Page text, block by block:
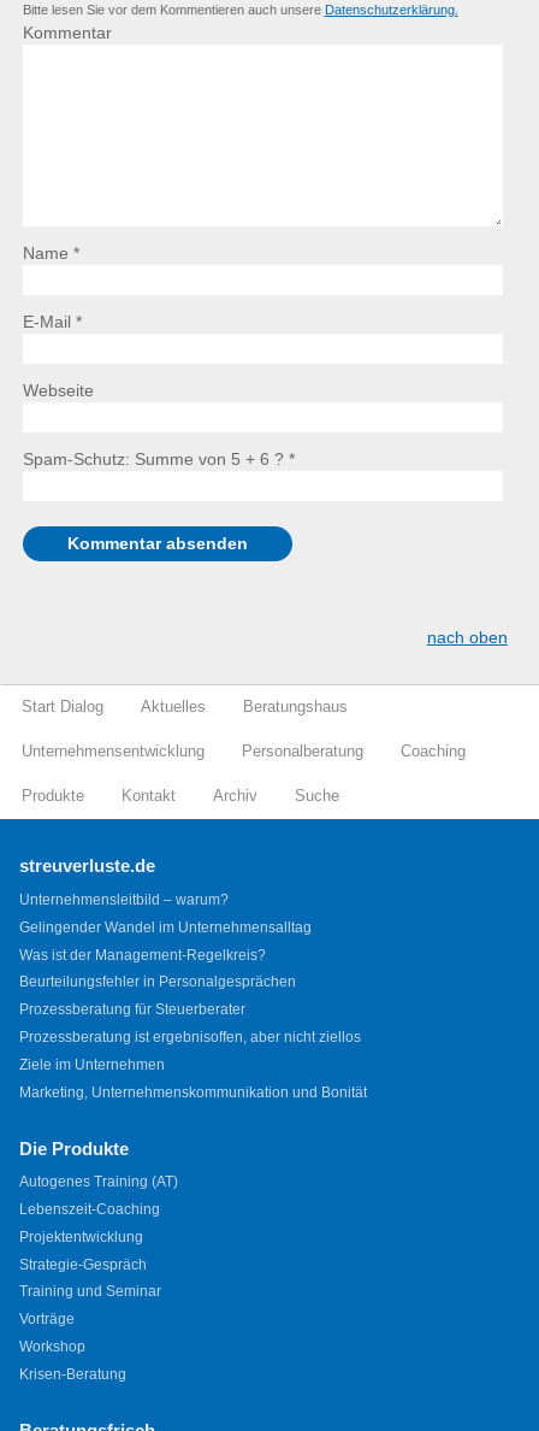
Bitte lesen Sie vor dem Kommentieren auch unsere Datenschutzerklärung.
Kommentar
Name *
E-Mail *
Webseite
Spam-Schutz: Summe von 5 + 6 ? *
nach oben
Start Dialog Aktuelles Beratungshaus
Unternehmensentwicklung Personalberatung Coaching
Produkte Kontakt Archiv Suche
streuverluste.de
Unternehmensleitbild – warum?
Gelingender Wandel im Unternehmensalltag
Was ist der Management-Regelkreis?
Beurteilungsfehler in Personalgesprächen
Prozessberatung für Steuerberater
Prozessberatung ist ergebnisoffen, aber nicht ziellos
Ziele im Unternehmen
Marketing, Unternehmenskommunikation und Bonität
Die Produkte
Autogenes Training (AT)
Lebenszeit-Coaching
Projektentwicklung
Strategie-Gespräch
Training und Seminar
Vorträge
Workshop
Krisen-Beratung